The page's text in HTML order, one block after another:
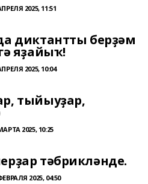
2025, 11:51
диктантты берҙәм
яҙайыҡ!
2025, 10:04
тыйыуҙар,
2025, 10:25
тәбрикләнде.
2025, 04:50